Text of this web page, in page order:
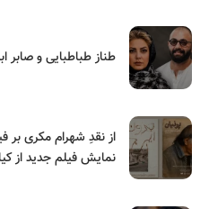
طناز طباطبایی و صابر
از نقدِ شهرام مکری بر
نمایش فیلم جدید از